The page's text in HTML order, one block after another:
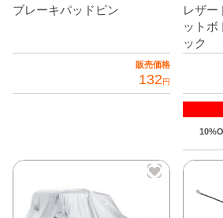
ン
商
ペ
ら
ブレーキパッドピン
販売価格
132円
品
レザ
ット
ック